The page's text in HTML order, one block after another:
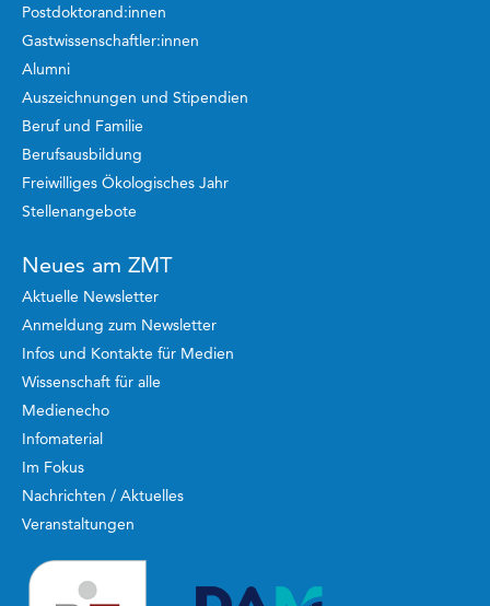
Postdoktorand:innen
Gastwissenschaftler:innen
Alumni
Auszeichnungen und Stipendien
Beruf und Familie
Berufsausbildung
Freiwilliges Ökologisches Jahr
Stellenangebote
Neues am ZMT
Aktuelle Newsletter
Anmeldung zum Newsletter
Infos und Kontakte für Medien
Wissenschaft für alle
Medienecho
Infomaterial
Im Fokus
Nachrichten / Aktuelles
Veranstaltungen